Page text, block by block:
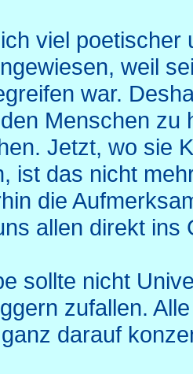
viel
weil
war.
Menschen zu
Jetzt, wo sie
ist das nicht
die
allen direkt ins
sollte nicht
zufallen.
darauf